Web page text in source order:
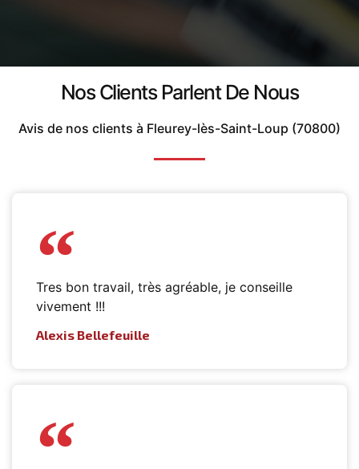
Nos Clients Parlent De Nous
Avis de nos clients à Fleurey-lès-Saint-Loup (70800)
Tres bon travail, très agréable, je conseille
vivement !!!
Alexis Bellefeuille